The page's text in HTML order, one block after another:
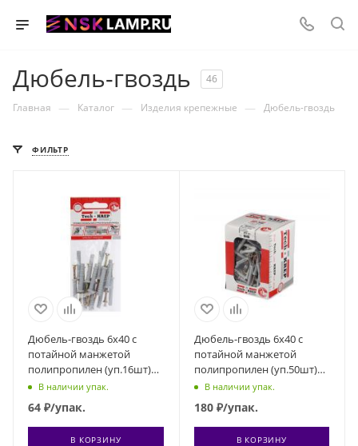
Дюбель-гвоздь 46
Главная — Каталог — Изделия крепежные — Дюбель-гвоздь
ФИЛЬТР
Дюбель-гвоздь 6х40 с
потайной манжетой
полипропилен (уп.16шт)
пакет Tech-Krep 102943
В наличии упак.
64 ₽/упак.
В КОРЗИНУ
Дюбель-гвоздь 6х40 с
потайной манжетой
полипропилен (уп.50шт)
коробка Tech-Krep 112710
В наличии упак.
180₽/упак.
В КОРЗИНУ